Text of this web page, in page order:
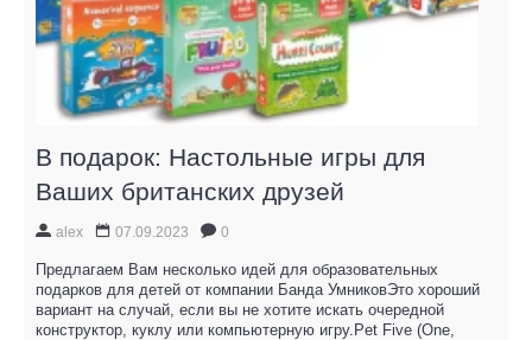
В подарок: Настольные игры для
Ваших британских друзей
alex 07.09.2023 0
Предлагаем Вам несколько идей для образовательных
подарков для детей от компании Банда УмниковЭто хороший
вариант на случай, если вы не хотите искать очередной
конструктор, куклу или компьютерную игру.Pet Five (One,